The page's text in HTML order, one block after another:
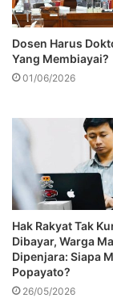
Dosen Harus
Yang Membiayai?
01/06/2026
Hak Rakyat Tak
Dibayar, Warga
Dipenjara: Siapa
Popayato?
26/05/2026